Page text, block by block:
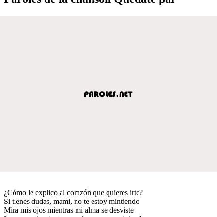
¿Cómo le explico al corazón que quieres irte?
Si tienes dudas, mami, no te estoy mintiendo
Mira mis ojos mientras mi alma se desviste